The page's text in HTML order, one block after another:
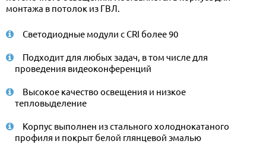
монтажа в потолок из ГВЛ.
Светодиодные модули с CRI более 90
Подходит для любых задач, в том числе для
проведения видеоконференций
Высокое качество освещения и низкое
тепловыделение
Корпус выполнен из стального холоднокатаного
профиля и покрыт белой глянцевой эмалью